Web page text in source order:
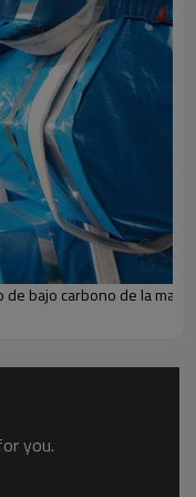
de
fábrica Obtendrá
de bajo carbono de la
you.